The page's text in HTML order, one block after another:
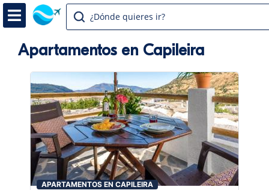
¿Dónde quieres ir?
Apartamentos en Capileira
APARTAMENTOS EN CAPILEIRA